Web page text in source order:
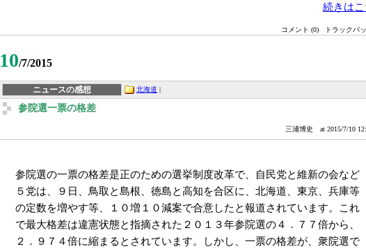
続きはこ
コメント (0) トラックバ
10/7/2015
ニュースの感想 北海道
参院選一票の格差
三浦博史 at 2015/7/10
参院選の一票の格差是正のための選挙制度改革で、自民党と維新の会など
５党は、９日、鳥取と島根、徳島と高知を合区に、北海道、東京、兵庫等
の定数を増やす等、１０増１０減案で合意したと報道されています。これ
で最大格差は違憲状態と指摘された２０１３年参院選の４．７７倍から、
２．９７４倍に縮まるとされています。しかし、一票の格差が、衆院選で